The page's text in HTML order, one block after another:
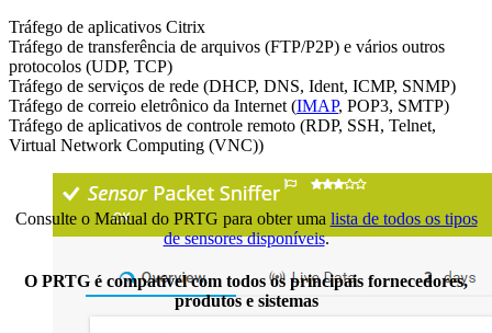
Tráfego de aplicativos Citrix
Tráfego de transferência de arquivos (FTP/P2P) e vários outros
protocolos (UDP, TCP)
Tráfego de serviços de rede (DHCP, DNS, Ident, ICMP, SNMP)
Tráfego de correio eletrônico da Internet (IMAP, POP3, SMTP)
Tráfego de aplicativos de controle remoto (RDP, SSH, Telnet,
Virtual Network Computing (VNC))
Consulte o Manual do PRTG para obter uma lista de todos os tipos
de sensores disponíveis.
O PRTG é compatível com todos os principais fornecedores,
produtos e sistemas